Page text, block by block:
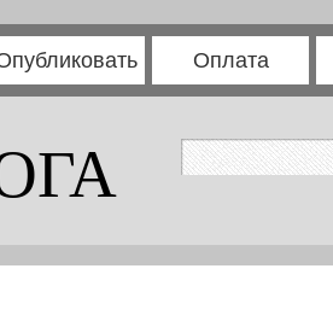
Оплата